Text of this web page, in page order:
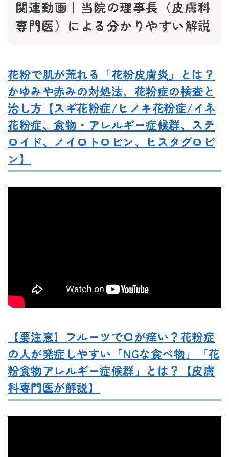
関連動画｜当院の理事長（皮膚科
専門医）による分かりやすい解説
花粉で肌が荒れる「花粉皮膚炎」とは？
かゆみや赤みの対処法、花粉症の検査と
治し方【スギ花粉症/ヒノキ花粉症/イネ
花粉症、食物・アレルギー症候群、ステ
ロイド、ノイロトロピン、ヒスタグロビ
ン】
【要注意】フルーツで口が痒い？花粉症
の人が発症しやすい「NGな食べ物」「花
粉食物アレルギー症候群」とは？【皮膚
科専門医が解説】